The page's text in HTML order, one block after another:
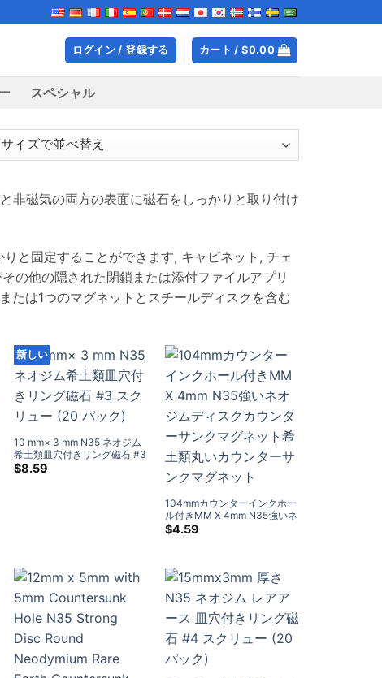
ログイン / 登録する カート /$0.00
スペシャル
非磁気の両方の表面に磁石をしっかりと取り付け
と固定することができます, キャビネット, チェ
の他の隠された閉鎖または添付ファイルアプリ
たは1つのマグネットとスチールディスクを含む
新しい
10 mm× 3 mm N35 ネオジム
希土類皿穴付きリング磁石 #3
スクリュー (20 パック)
$8.59
104mmカウンターインクホー
ル付きMM X 4mm N35強いネ
オジムディスクカウンターサ
$4.59